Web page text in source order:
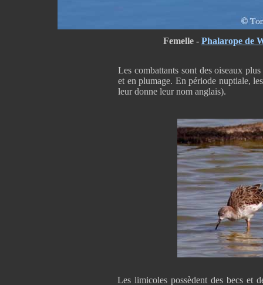
Femelle - Phalarope de
Les combattants sont des oiseaux
et en plumage. En période nuptiale,
leur donne leur nom anglais).
Les limicoles possèdent des becs et